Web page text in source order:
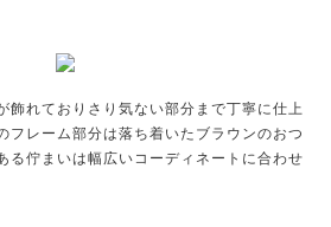
飾れておりさり気ない部分まで丁寧に仕上
フレーム部分は落ち着いたブラウンのおつ
る佇まいは幅広いコーディネートに合わせ